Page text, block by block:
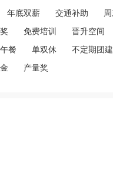
年底双薪 交通补助
免费培训 晋升空间
餐 单双休 不定期团建
产量奖